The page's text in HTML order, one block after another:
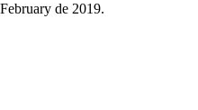
de 2019.